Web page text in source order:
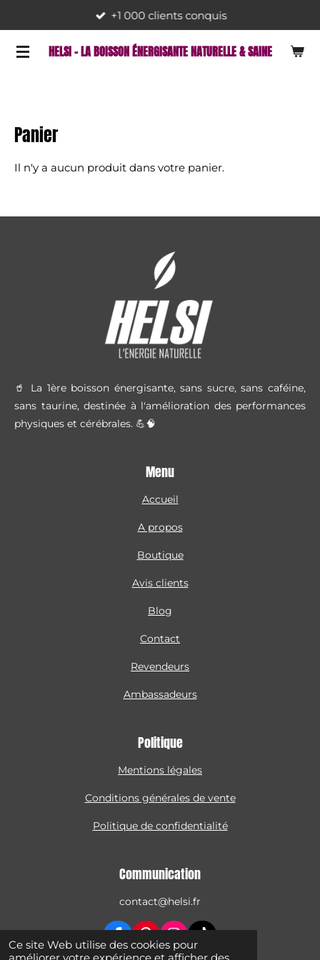
Ce site Web utilise des cookies pour
contenu
HELSI - LA BOISSON ÉNERGISANTE NATURELLE & SAINE
+1 000 clients conquis
Panier
Il n'y a aucun produit dans votre panier.
🥤 La 1ère boisson énergisante, sans sucre, sans caféine,
sans taurine, destinée à l'amélioration des performances
physiques et cérébrales. 💪🧠
Menu
Accueil
A propos
Boutique
Avis clients
Blog
Contact
Revendeurs
Ambassadeurs
Politique
Mentions légales
Conditions générales de vente
Politique de confidentialité
Communication
contact@helsi.fr
F
a
P
i
I
n
i